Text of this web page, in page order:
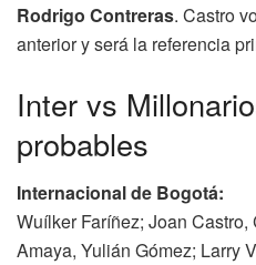
Rodrigo Contreras. Castro
anterior y será la referencia
Inter vs
probables
Internacional de Bogotá:
Wuílker Faríñez; Joan
Amaya, Yulián Gómez; Larry